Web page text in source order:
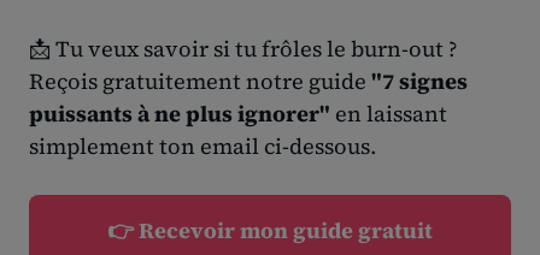
📩 Tu veux savoir si tu frôles le burn-out ?
Reçois gratuitement notre guide "7 signes
puissants à ne plus ignorer" en laissant
simplement ton email ci-dessous.
👉 Recevoir mon guide gratuit